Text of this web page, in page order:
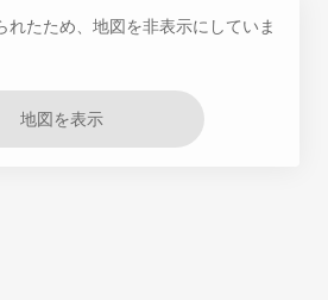
れたため、地図を非表示にしていま
地図を表示